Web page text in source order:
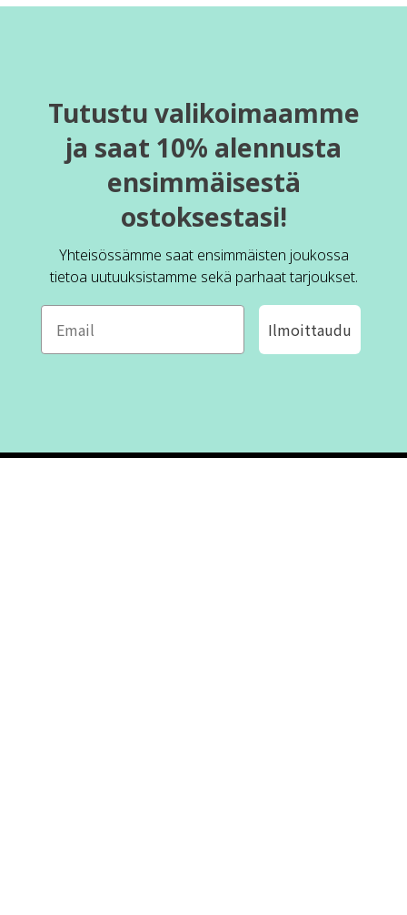
Tutustu valikoimaamme
ja saat 10% alennusta
ensimmäisestä
ostoksestasi!
Yhteisössämme saat ensimmäisten joukossa
tietoa uutuuksistamme sekä parhaat tarjoukset.
Ilmoittaudu